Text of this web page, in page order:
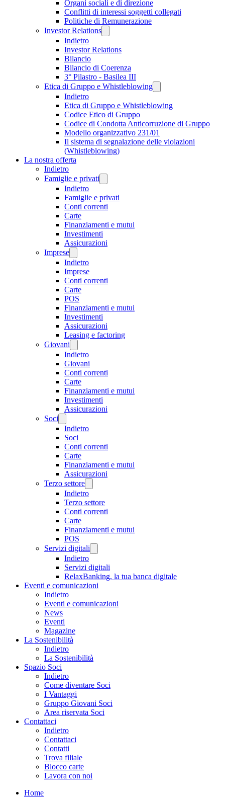
Organi sociali e di direzione
Conflitti di interessi soggetti collegati
Politiche di Remunerazione
Investor Relations
Indietro
Investor Relations
Bilancio
Bilancio di Coerenza
3° Pilastro - Basilea III
Etica di Gruppo e Whistleblowing
Indietro
Etica di Gruppo e Whistleblowing
Codice Etico di Gruppo
Codice di Condotta Anticorruzione di Gruppo
Modello organizzativo 231/01
Il sistema di segnalazione delle violazioni
(Whistleblowing)
La nostra offerta
Indietro
Famiglie e privati
Indietro
Famiglie e privati
Conti correnti
Carte
Finanziamenti e mutui
Investimenti
Assicurazioni
Imprese
Indietro
Imprese
Conti correnti
Carte
POS
Finanziamenti e mutui
Investimenti
Assicurazioni
Leasing e factoring
Giovani
Indietro
Giovani
Conti correnti
Carte
Finanziamenti e mutui
Investimenti
Assicurazioni
Soci
Indietro
Soci
Conti correnti
Carte
Finanziamenti e mutui
Assicurazioni
Terzo settore
Indietro
Terzo settore
Conti correnti
Carte
Finanziamenti e mutui
POS
Servizi digitali
Indietro
Servizi digitali
RelaxBanking, la tua banca digitale
Eventi e comunicazioni
Indietro
Eventi e comunicazioni
News
Eventi
Magazine
La Sostenibilità
Indietro
La Sostenibilità
Spazio Soci
Indietro
Come diventare Soci
I Vantaggi
Gruppo Giovani Soci
Area riservata Soci
Contattaci
Indietro
Contattaci
Contatti
Trova filiale
Blocco carte
Lavora con noi
Home